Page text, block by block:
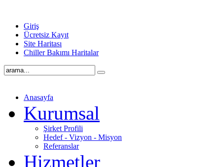
Giriş
Ücretsiz Kayıt
Site Haritası
Chiller Bakımı Haritalar
Anasayfa
Kurumsal
Şirket Profili
Hedef - Vizyon - Misyon
Referanslar
Hizmetler